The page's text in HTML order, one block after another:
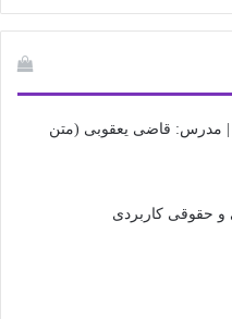
| مدرس: قاضی یعقوبی (متن